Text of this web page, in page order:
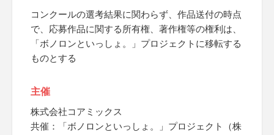
コンクールの選考結果に関わらず、作品送付の時点
で、応募作品に関する所有権、著作権等の権利は、
「ボノロンといっしょ。」プロジェクトに移転する
ものとする
主催
株式会社コアミックス
共催：「ボノロンといっしょ。」プロジェクト（株